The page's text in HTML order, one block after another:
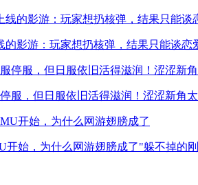
的影游：玩家想扔核弹，结果只能谈恋
服，但日服依旧活得滋润！涩涩新角
开始，为什么网游翅膀成了"躲不掉的